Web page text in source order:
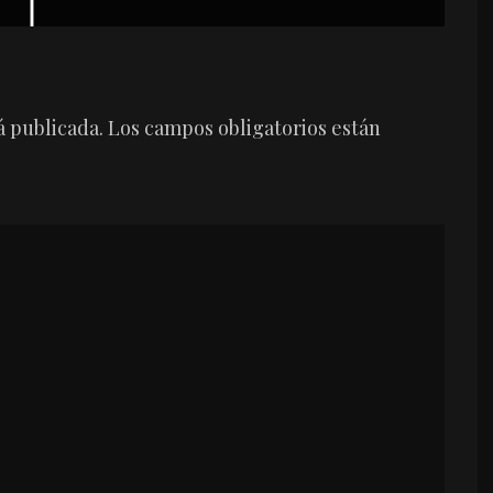
publicada. Los campos obligatorios están